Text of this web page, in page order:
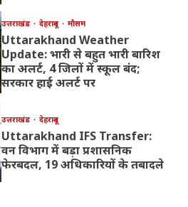
उत्तराखंड देहरादून मौसम
Uttarakhand Weather
Update: भारी से बहुत भारी बारिश
का अलर्ट, 4 जिलों में स्कूल बंद;
सरकार हाई अलर्ट पर
उत्तराखंड देहरादून
Uttarakhand IFS Transfer:
वन विभाग में बड़ा प्रशासनिक
फेरबदल, 19 अधिकारियों के तबादले